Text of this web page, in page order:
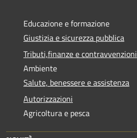
Educazione e formazione
Giustizia e sicurezza pubblica
Tributi,finanze e contravvenzioni
Ambiente
Salute, benessere e assistenza
Autorizzazioni
Agricoltura e pesca